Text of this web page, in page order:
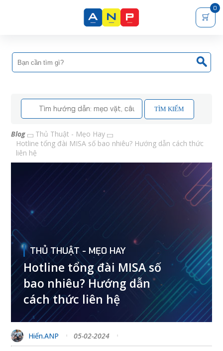
0
TÌM KIẾM
Blog
Thủ Thuật - Mẹo Hay
Hotline tổng đài MISA số bao nhiêu? Hướng dẫn cách thức
liên hệ
THỦ THUẬT - MẸO HAY
Hotline tổng đài MISA số
bao nhiêu? Hướng dẫn
cách thức liên hệ
Hiển.ANP 05-02-2024